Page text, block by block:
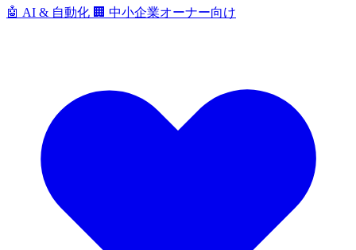
🤖 AI & 自動化 🏢 中小企業オーナー向け